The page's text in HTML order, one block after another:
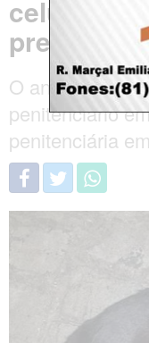
celular ao
presídio
O animal foi
penitenciário
penitenciária